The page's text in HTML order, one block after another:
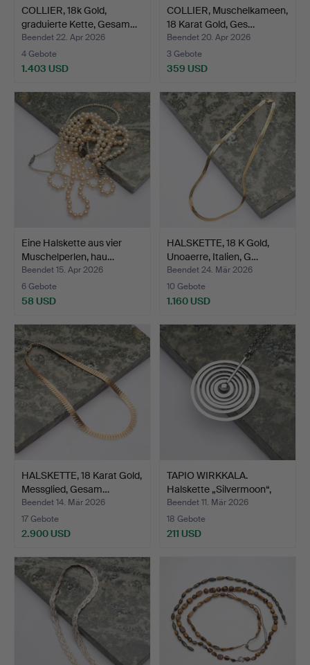
COLLIER, 18k Gold,
graduierte Kette, Gesam…
Beendet 22. Apr 2026
4 Gebote
1.403 USD
COLLIER, Muschelkameen,
18 Karat Gold, Ges…
Beendet 20. Apr 2026
3 Gebote
359 USD
Eine Halskette aus vier
Muschelperlen, hau…
Beendet 15. Apr 2026
6 Gebote
58 USD
HALSKETTE, 18 K Gold,
Unoaerre, Italien, G…
Beendet 24. Mär 2026
10 Gebote
1.160 USD
HALSKETTE, 18 Karat Gold,
Messglied, Gesam…
Beendet 14. Mär 2026
17 Gebote
2.900 USD
TAPIO WIRKKALA.
Halskette „Silvermoon“,
Ku…
Beendet 11. Mär 2026
18 Gebote
211 USD